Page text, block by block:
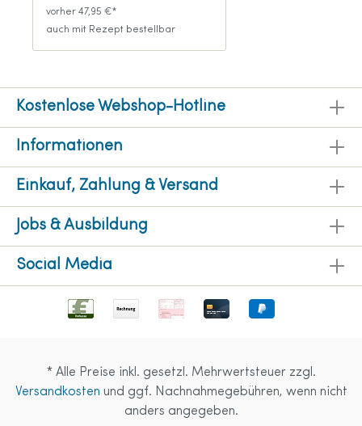
vorher 47,95 €*
auch mit Rezept bestellbar
Kostenlose Webshop-Hotline
Informationen
Einkauf, Zahlung & Versand
Jobs & Ausbildung
Social Media
* Alle Preise inkl. gesetzl. Mehrwertsteuer zzgl.
Versandkosten und ggf. Nachnahmegebühren, wenn nicht
anders angegeben.